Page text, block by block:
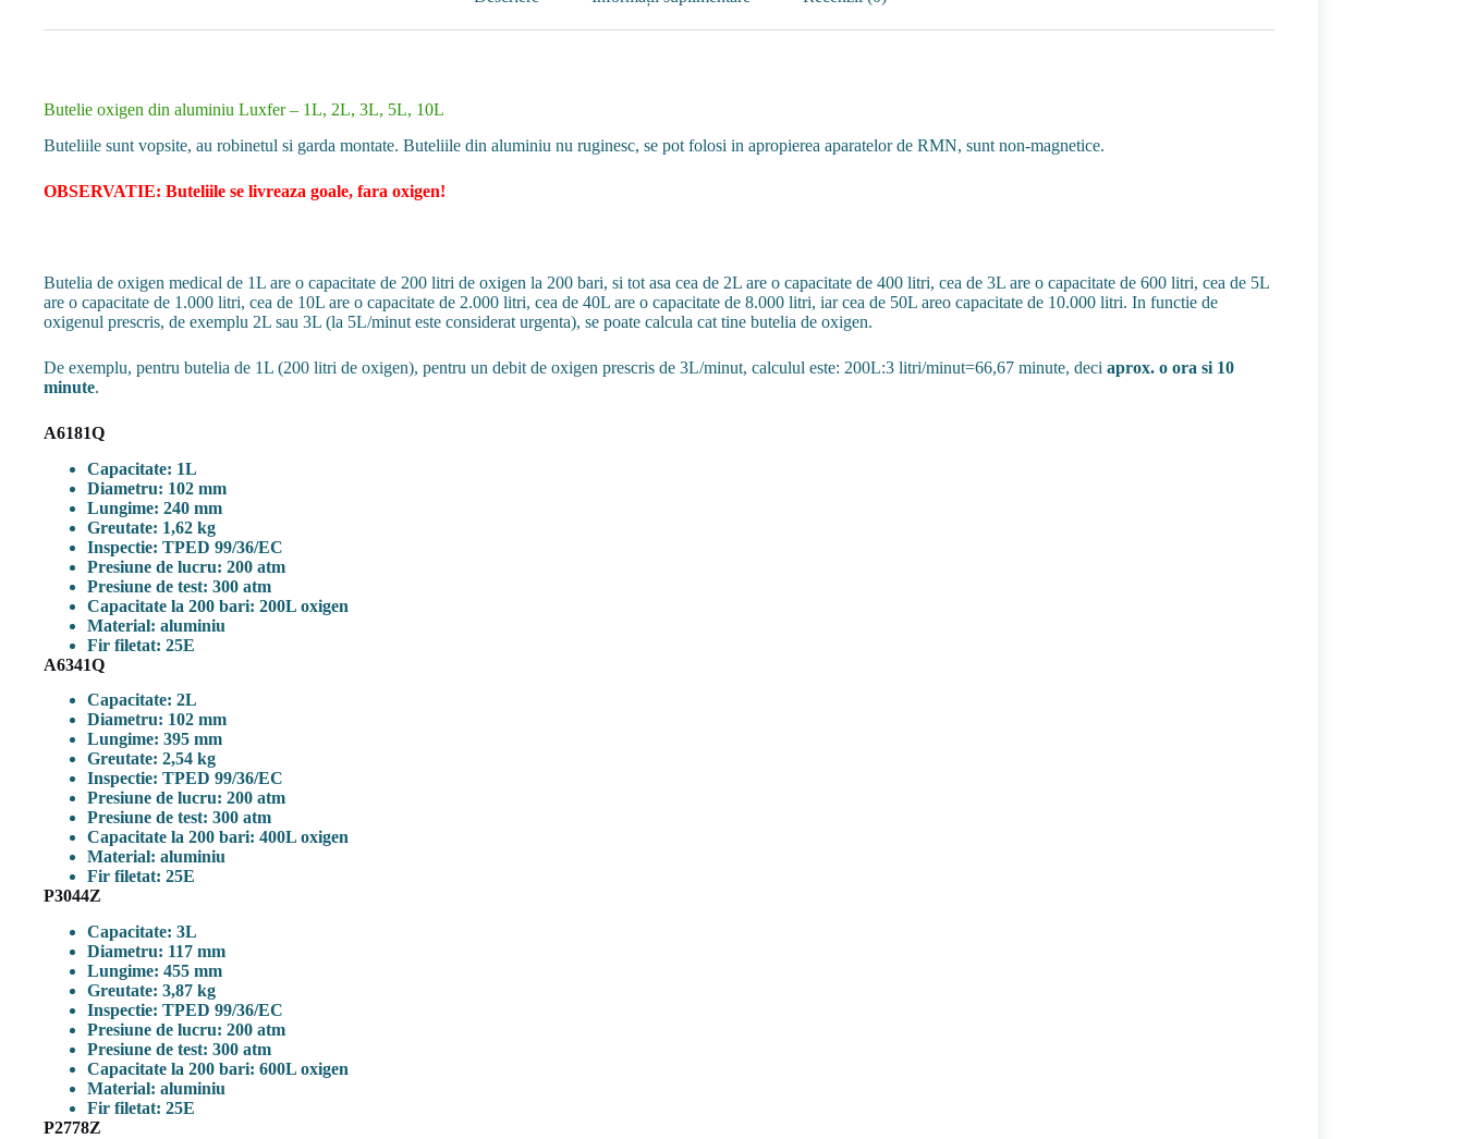
Butelie oxigen din aluminiu Luxfer – 1L, 2L, 3L, 5L, 10L
Buteliile sunt vopsite, au robinetul si garda montate. Buteliile din aluminiu nu ruginesc, se pot folosi in apropierea aparatelor de RMN, sunt non-magnetice.
OBSERVATIE: Buteliile se livreaza goale, fara oxigen!
Butelia de oxigen medical de 1L are o capacitate de 200 litri de oxigen la 200 bari, si tot asa cea de 2L are o capacitate de 400 litri, cea de 3L are o capacitate de 600 litri, cea de 5L
are o capacitate de 1.000 litri, cea de 10L are o capacitate de 2.000 litri, cea de 40L are o capacitate de 8.000 litri, iar cea de 50L areo capacitate de 10.000 litri. In functie de
oxigenul prescris, de exemplu 2L sau 3L (la 5L/minut este considerat urgenta), se poate calcula cat tine butelia de oxigen.
De exemplu, pentru butelia de 1L (200 litri de oxigen), pentru un debit de oxigen prescris de 3L/minut, calculul este: 200L:3 litri/minut=66,67 minute, deci aprox. o ora si 10
minute.
A6181Q
Capacitate: 1L
Diametru: 102 mm
Lungime: 240 mm
Greutate: 1,62 kg
Inspectie: TPED 99/36/EC
Presiune de lucru: 200 atm
Presiune de test: 300 atm
Capacitate la 200 bari: 200L oxigen
Material: aluminiu
Fir filetat: 25E
A6341Q
Capacitate: 2L
Diametru: 102 mm
Lungime: 395 mm
Greutate: 2,54 kg
Inspectie: TPED 99/36/EC
Presiune de lucru: 200 atm
Presiune de test: 300 atm
Capacitate la 200 bari: 400L oxigen
Material: aluminiu
Fir filetat: 25E
P3044Z
Capacitate: 3L
Diametru: 117 mm
Lungime: 455 mm
Greutate: 3,87 kg
Inspectie: TPED 99/36/EC
Presiune de lucru: 200 atm
Presiune de test: 300 atm
Capacitate la 200 bari: 600L oxigen
Material: aluminiu
Fir filetat: 25E
P2778Z